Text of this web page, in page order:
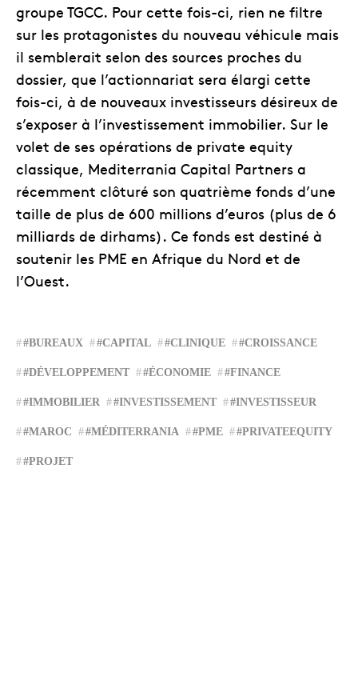
groupe TGCC. Pour cette fois-ci, rien ne filtre
sur les protagonistes du nouveau véhicule mais
il semblerait selon des sources proches du
dossier, que l’actionnariat sera élargi cette
fois-ci, à de nouveaux investisseurs désireux de
s’exposer à l’investissement immobilier. Sur le
volet de ses opérations de private equity
classique, Mediterrania Capital Partners a
récemment clôturé son quatrième fonds d’une
taille de plus de 600 millions d’euros (plus de 6
milliards de dirhams). Ce fonds est destiné à
soutenir les PME en Afrique du Nord et de
l’Ouest.
#BUREAUX #CAPITAL #CLINIQUE #CROISSANCE
#DÉVELOPPEMENT #ÉCONOMIE #FINANCE
#IMMOBILIER #INVESTISSEMENT #INVESTISSEUR
#MAROC #MÉDITERRANIA #PME #PRIVATEEQUITY
#PROJET